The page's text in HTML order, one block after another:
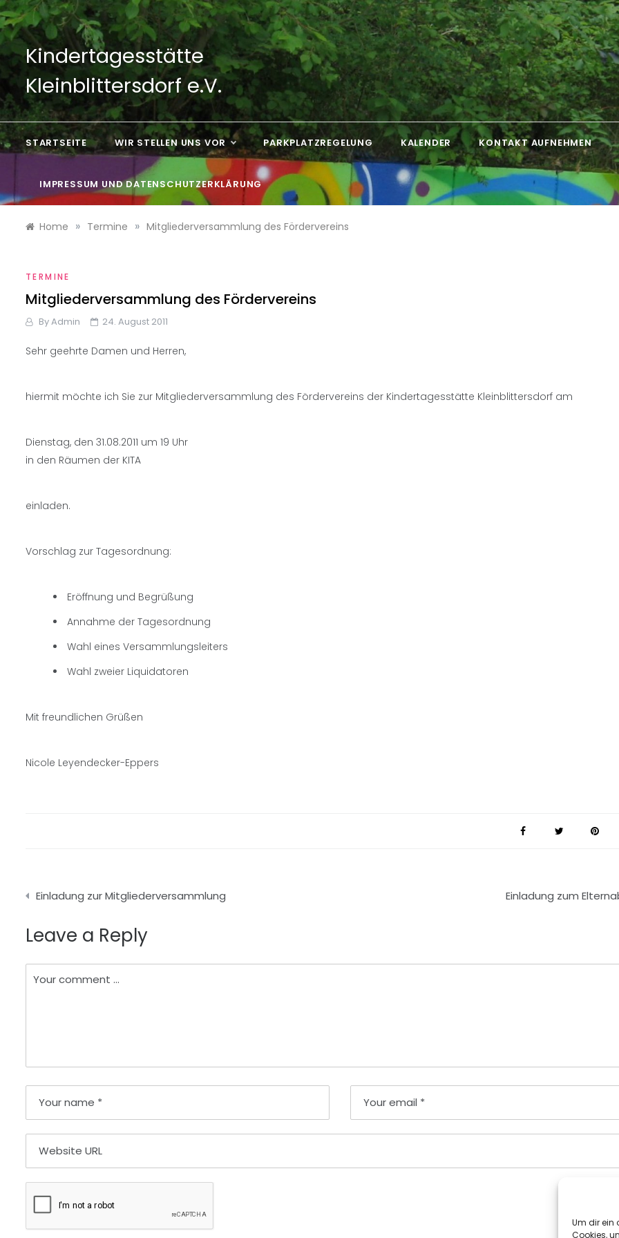
Um dir ein
Cookies,
Skip
to
content
Kindertagesstätte
Kleinblittersdorf e.V.
STARTSEITE WIR STELLEN UNS VOR PARKPLATZREGELUNG KALENDER KONTAKT AUFNEHMEN
IMPRESSUM UND DATENSCHUTZERKLÄRUNG
Home » Termine » Mitgliederversammlung des Fördervereins
TERMINE
Mitgliederversammlung des Fördervereins
ByAdmin 24. August 2011
Sehr geehrte Damen und Herren,
hiermit möchte ich Sie zur Mitgliederversammlung des Fördervereins der Kindertagesstätte Kleinblittersdorf am
Dienstag, den 31.08.2011 um 19 Uhr
in den Räumen der KITA
einladen.
Vorschlag zur Tagesordnung:
Eröffnung und Begrüßung
Annahme der Tagesordnung
Wahl eines Versammlungsleiters
Wahl zweier Liquidatoren
Mit freundlichen Grüßen
Nicole Leyendecker-Eppers
Beitragsnavigation
Einladung zur Mitgliederversammlung Einladung zum
Leave a Reply